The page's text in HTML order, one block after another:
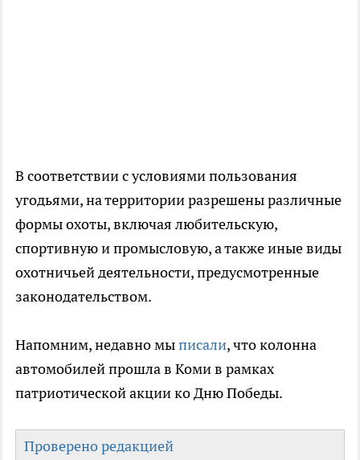
В соответствии с условиями пользования
угодьями, на территории разрешены различные
формы охоты, включая любительскую,
спортивную и промысловую, а также иные виды
охотничьей деятельности, предусмотренные
законодательством.
Напомним, недавно мыписали, что колонна
автомобилей прошла в Коми в рамках
патриотической акции ко Дню Победы.
Проверено редакцией